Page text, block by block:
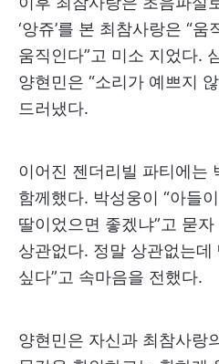
‘앙쥬’를 본 최참사랑은 “
움직인다”고 미소 지었다.
양현민은 “소리가 예쁘지
드러냈다.
이어진 젠더리빌 파티에는
함께했다. 박성웅이 “아들
딸이었으면 좋겠냐”고 묻
상관없다. 정말 상관없는
싶다”고 속마음을 전했다.
양현민은 자신과 최참사랑